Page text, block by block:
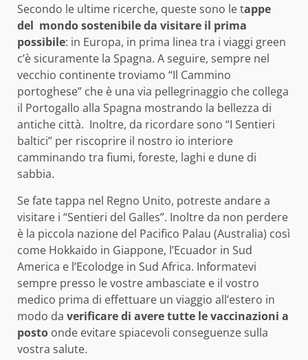
Secondo le ultime ricerche, queste sono le tappe
del mondo sostenibile da visitare il prima
possibile: in Europa, in prima linea tra i viaggi green
c’è sicuramente la Spagna. A seguire, sempre nel
vecchio continente troviamo “Il Cammino
portoghese” che è una via pellegrinaggio che collega
il Portogallo alla Spagna mostrando la bellezza di
antiche città. Inoltre, da ricordare sono “I Sentieri
baltici” per riscoprire il nostro io interiore
camminando tra fiumi, foreste, laghi e dune di
sabbia.
Se fate tappa nel Regno Unito, potreste andare a
visitare i “Sentieri del Galles”. Inoltre da non perdere
è la piccola nazione del Pacifico Palau (Australia) così
come Hokkaido in Giappone, l’Ecuador in Sud
America e l’Ecolodge in Sud Africa. Informatevi
sempre presso le vostre ambasciate e il vostro
medico prima di effettuare un viaggio all’estero in
modo da verificare di avere tutte le vaccinazioni a
posto onde evitare spiacevoli conseguenze sulla
vostra salute.